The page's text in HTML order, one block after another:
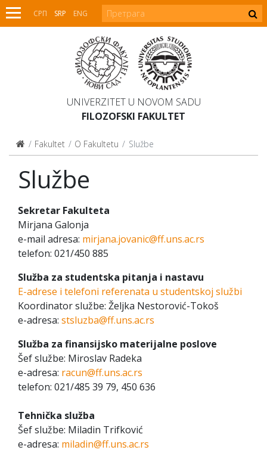
СРП SRP ENG
UNIVERZITET U NOVOM SADU
FILOZOFSKI FAKULTET
Fakultet O Fakultetu Službe
Službe
Sekretar Fakulteta
Mirjana Galonja
e-mail adresa: mirjana.jovanic@ff.uns.ac.rs
telefon: 021/450 885
Služba za studentska pitanja i nastavu
E-adrese i telefoni referenata u studentskoj službi
Koordinator službe: Željka Nestorović-Tokoš
e-adresa: stsluzba@ff.uns.ac.rs
Služba za finansijsko materijalne poslove
Šef službe: Miroslav Radeka
e-adresa: racun@ff.uns.ac.rs
telefon: 021/485 39 79, 450 636
Tehnička služba
Šef službe: Miladin Trifković
e-adresa: miladin@ff.uns.ac.rs